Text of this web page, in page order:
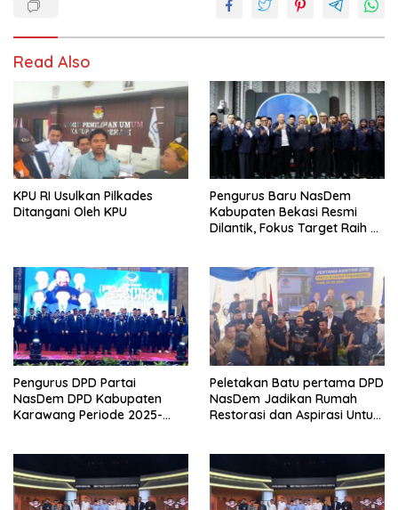
Read Also
KPU RI Usulkan Pilkades
Ditangani Oleh KPU
Pengurus Baru NasDem
Kabupaten Bekasi Resmi
Dilantik, Fokus Target Raih 7
Pengurus DPD Partai
NasDem DPD Kabupaten
Karawang Periode 2025-
Peletakan Batu pertama DPD
NasDem Jadikan Rumah
Restorasi dan Aspirasi Untuk